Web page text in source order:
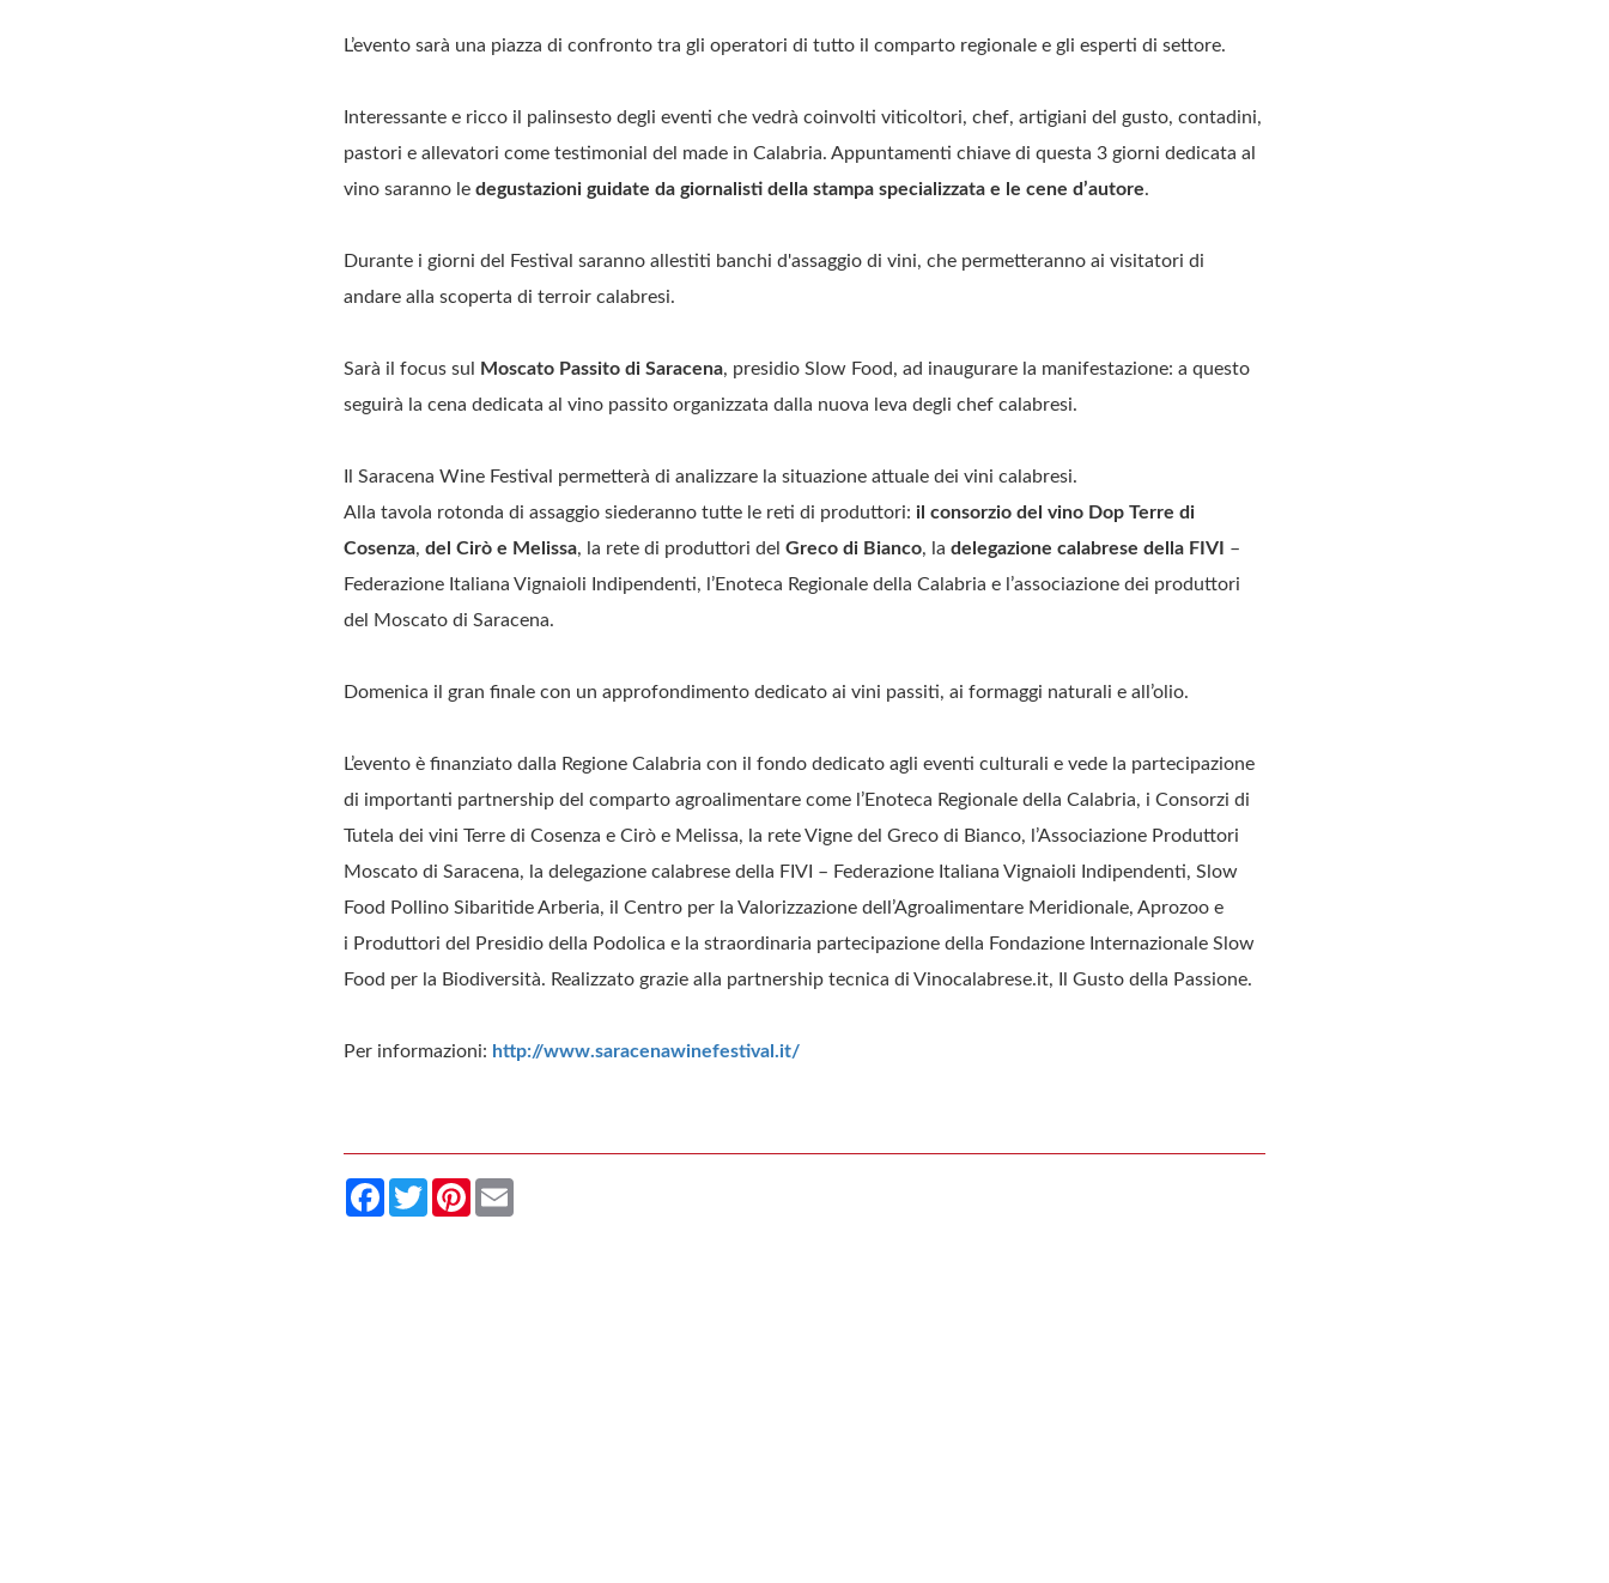
L’evento sarà una piazza di confronto tra gli operatori di tutto il comparto regionale e gli esperti di settore.
Interessante e ricco il palinsesto degli eventi che vedrà coinvolti viticoltori, chef, artigiani del gusto, contadini,
pastori e allevatori come testimonial del made in Calabria. Appuntamenti chiave di questa 3 giorni dedicata al
vino saranno le degustazioni guidate da giornalisti della stampa specializzata e le cene d’autore.
Durante i giorni del Festival saranno allestiti banchi d'assaggio di vini, che permetteranno ai visitatori di
andare alla scoperta di terroir calabresi.
Sarà il focus sul Moscato Passito di Saracena, presidio Slow Food, ad inaugurare la manifestazione: a questo
seguirà la cena dedicata al vino passito organizzata dalla nuova leva degli chef calabresi.
Il Saracena Wine Festival permetterà di analizzare la situazione attuale dei vini calabresi.
Alla tavola rotonda di assaggio siederanno tutte le reti di produttori: il consorzio del vino Dop Terre di
Cosenza, del Cirò e Melissa, la rete di produttori del Greco di Bianco, la delegazione calabrese della FIVI –
Federazione Italiana Vignaioli Indipendenti, l’Enoteca Regionale della Calabria e l’associazione dei produttori
del Moscato di Saracena.
Domenica il gran finale con un approfondimento dedicato ai vini passiti, ai formaggi naturali e all’olio.
L’evento è finanziato dalla Regione Calabria con il fondo dedicato agli eventi culturali e vede la partecipazione
di importanti partnership del comparto agroalimentare come l’Enoteca Regionale della Calabria, i Consorzi di
Tutela dei vini Terre di Cosenza e Cirò e Melissa, la rete Vigne del Greco di Bianco, l’Associazione Produttori
Moscato di Saracena, la delegazione calabrese della FIVI – Federazione Italiana Vignaioli Indipendenti, Slow
Food Pollino Sibaritide Arberia, il Centro per la Valorizzazione dell’Agroalimentare Meridionale, Aprozoo e
i Produttori del Presidio della Podolica e la straordinaria partecipazione della Fondazione Internazionale Slow
Food per la Biodiversità. Realizzato grazie alla partnership tecnica di Vinocalabrese.it, Il Gusto della Passione.
Per informazioni: http://www.saracenawinefestival.it/
Facebook
TwitterPinterest